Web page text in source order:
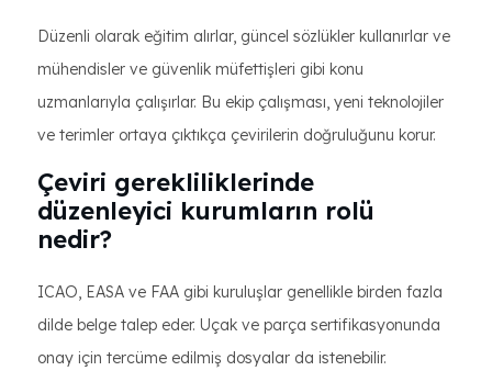
Düzenli olarak eğitim alırlar, güncel sözlükler kullanırlar ve
mühendisler ve güvenlik müfettişleri gibi konu
uzmanlarıyla çalışırlar. Bu ekip çalışması, yeni teknolojiler
ve terimler ortaya çıktıkça çevirilerin doğruluğunu korur.
Çeviri gerekliliklerinde
düzenleyici kurumların rolü
nedir?
ICAO, EASA ve FAA gibi kuruluşlar genellikle birden fazla
dilde belge talep eder. Uçak ve parça sertifikasyonunda
onay için tercüme edilmiş dosyalar da istenebilir.